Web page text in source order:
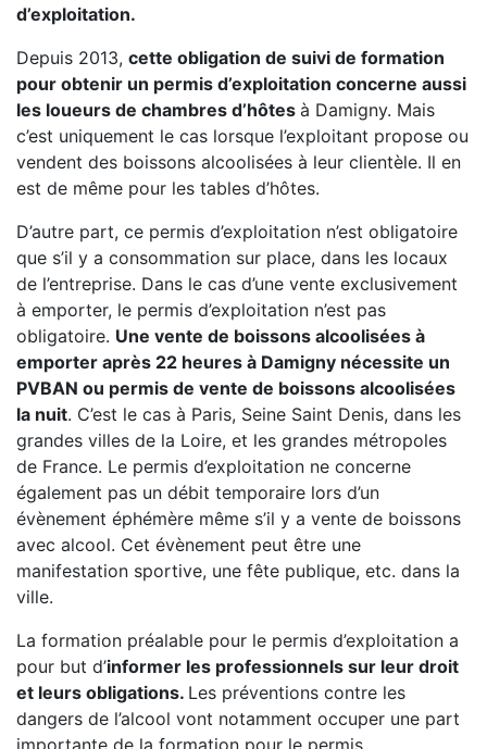
d’exploitation.
Depuis 2013, cette obligation de suivi de formation
pour obtenir un permis d’exploitation concerne aussi
les loueurs de chambres d’hôtes à Damigny. Mais
c’est uniquement le cas lorsque l’exploitant propose ou
vendent des boissons alcoolisées à leur clientèle. Il en
est de même pour les tables d’hôtes.
D’autre part, ce permis d’exploitation n’est obligatoire
que s’il y a consommation sur place, dans les locaux
de l’entreprise. Dans le cas d’une vente exclusivement
à emporter, le permis d’exploitation n’est pas
obligatoire. Une vente de boissons alcoolisées à
emporter après 22 heures à Damigny nécessite un
PVBAN ou permis de vente de boissons alcoolisées
la nuit. C’est le cas à Paris, Seine Saint Denis, dans les
grandes villes de la Loire, et les grandes métropoles
de France. Le permis d’exploitation ne concerne
également pas un débit temporaire lors d’un
évènement éphémère même s’il y a vente de boissons
avec alcool. Cet évènement peut être une
manifestation sportive, une fête publique, etc. dans la
ville.
La formation préalable pour le permis d’exploitation a
pour but d’informer les professionnels sur leur droit
et leurs obligations. Les préventions contre les
dangers de l’alcool vont notamment occuper une part
importante de la formation pour le permis